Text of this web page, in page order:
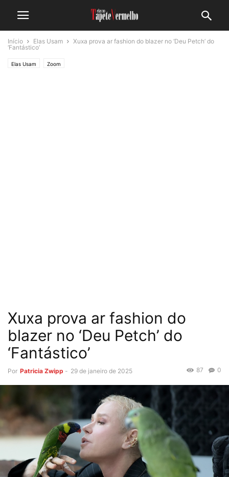
Início Elas Usam
Xuxa prova ar fashion do blazer no ‘Deu Petch’ do
‘Fantástico’
Elas Usam Zoom
Xuxa prova ar fashion do
blazer no ‘Deu Petch’ do
‘Fantástico’
Por Patricia Zwipp - 29 de janeiro de 2025 0
87